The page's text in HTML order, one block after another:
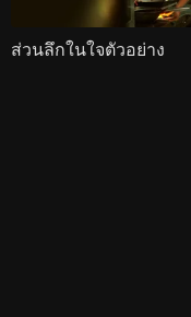
ส่วนลึกในใจตัวอย่าง